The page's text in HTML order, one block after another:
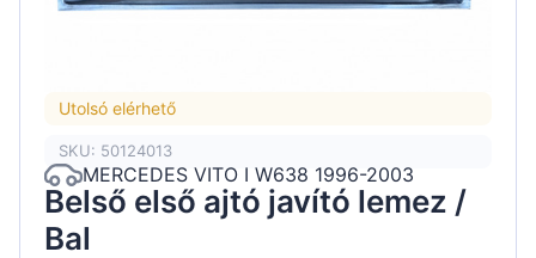
Utolsó elérhető
SKU: 50124013
MERCEDES VITO I W638 1996-2003
Belső első ajtó javító lemez /
Bal